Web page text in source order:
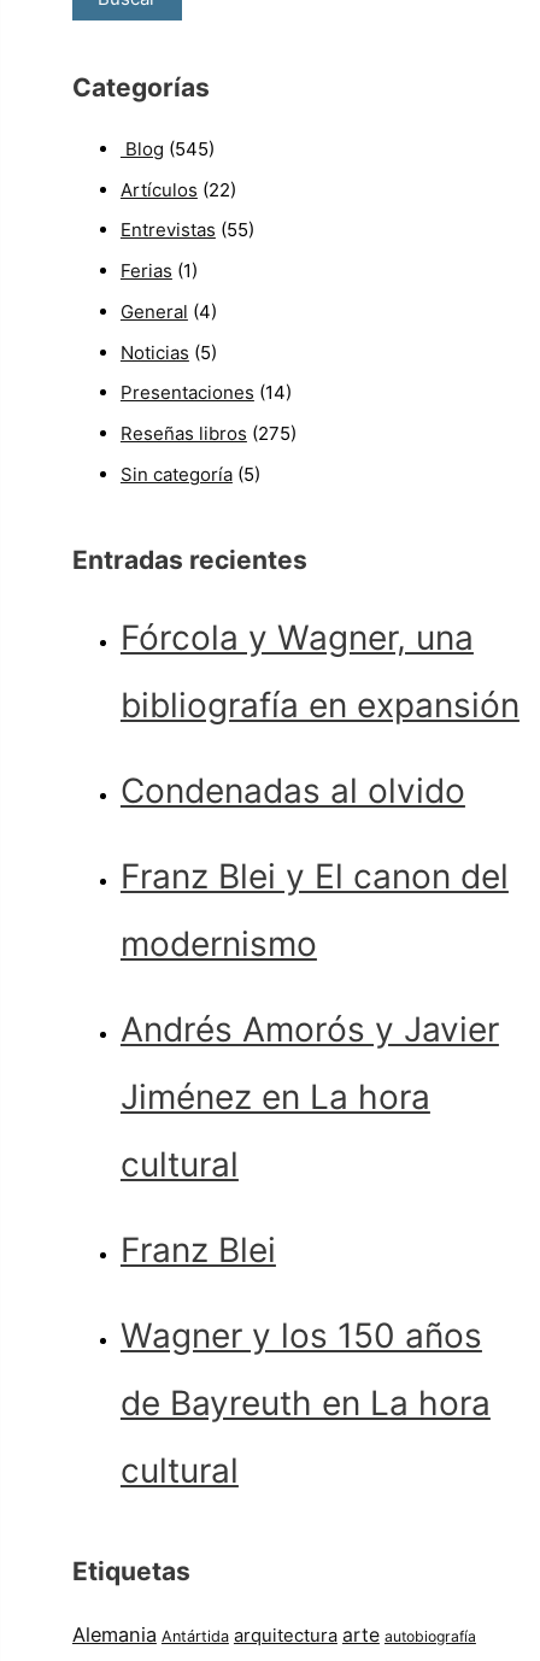
Categorías
Blog (545)
Artículos (22)
Entrevistas (55)
Ferias (1)
General (4)
Noticias (5)
Presentaciones (14)
Reseñas libros (275)
Sin categoría(5)
Entradas recientes
Fórcola y Wagner, una
bibliografía en expansión
Condenadas al olvido
Franz Blei y El canon del
modernismo
Andrés Amorós y Javier
Jiménez en La hora
cultural
Franz Blei
Wagner y los 150 años
de Bayreuth en La hora
cultural
Etiquetas
Alemania Antártida arquitectura arte autobiografía